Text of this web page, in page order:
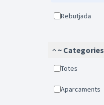
Rebutjada
~ Categories
Totes
Aparcaments